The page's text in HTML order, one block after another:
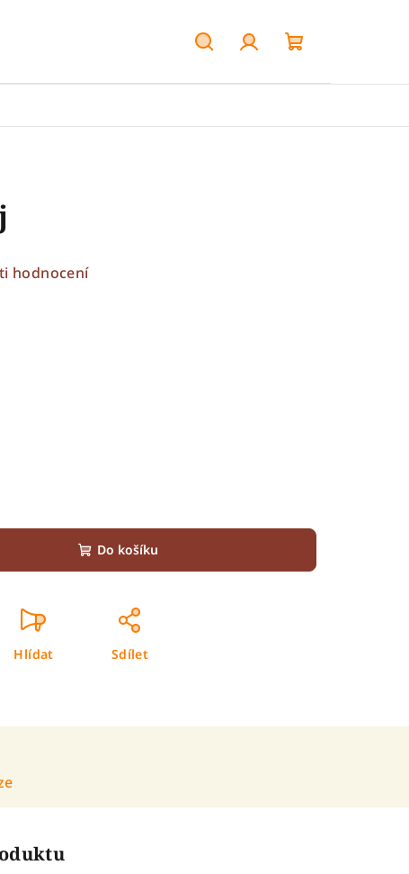
košík
hodnocení
Do košíku
Hlídat Sdílet